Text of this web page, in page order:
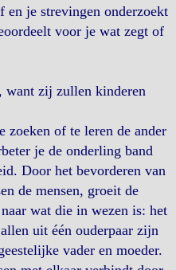
je strevingen onderzoekt
voor je wat zegt of
want zij zullen kinderen
zoeken of te leren de ander
je de onderling band
Door het bevorderen van
de mensen, groeit de
naar wat die in wezen is: het
uit één ouderpaar zijn
vader en moeder.